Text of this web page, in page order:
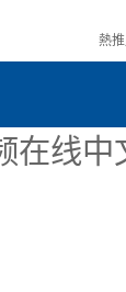
熱
在线